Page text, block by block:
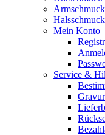
Armschmuck
Halsschmuck
Mein Konto
Service &